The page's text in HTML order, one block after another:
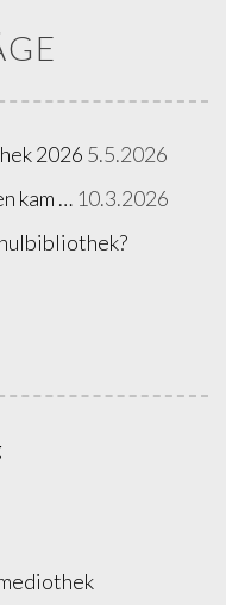
2026 5.5.2026
kam … 10.3.2026